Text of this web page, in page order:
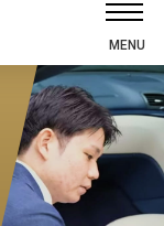
MENU